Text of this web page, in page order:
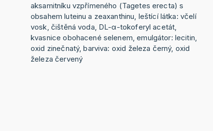
aksamitníku vzpřímeného (Tagetes erecta) s
obsahem luteinu a zeaxanthinu, leštící látka: včelí
vosk, čištěná voda, DL-α-tokoferyl acetát,
kvasnice obohacené selenem, emulgátor: lecitin,
oxid zinečnatý, barviva: oxid železa černý, oxid
železa červený